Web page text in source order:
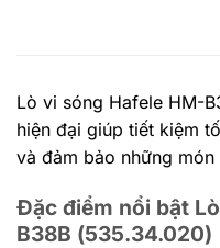
Lò vi sóng Hafele HM-
hiện đại giúp tiết kiệm
và đảm bảo những
Đặc điểm nổi bật
B38B (535.34.020)